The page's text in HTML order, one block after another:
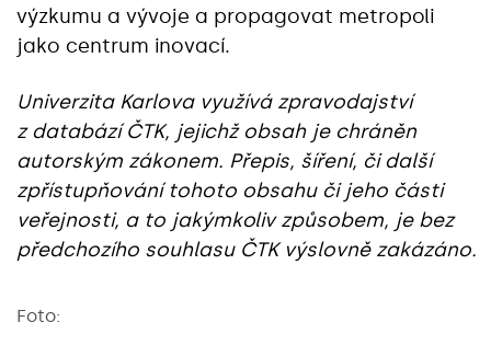
výzkumu a vývoje a propagovat metropoli
jako centrum inovací.
Univerzita Karlova využívá zpravodajství
z databází ČTK, jejichž obsah je chráněn
autorským zákonem. Přepis, šíření, či další
zpřístupňování tohoto obsahu či jeho části
veřejnosti, a to jakýmkoliv způsobem, je bez
předchozího souhlasu ČTK výslovně zakázáno.
Foto: